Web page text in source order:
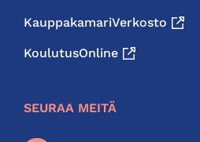
KauppakamariVerkosto
KoulutusOnline
SEURAA MEITÄ